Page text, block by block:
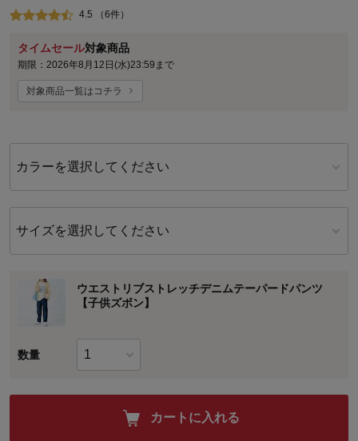
4.5 （6件）
タイムセール対象商品
期限：2026年8月12日(水)23:59まで
対象商品一覧はコチラ
カラーを選択してください
サイズを選択してください
ウエストリブストレッチデニムテーパードパンツ
【子供ズボン】
数量
カートに入れる